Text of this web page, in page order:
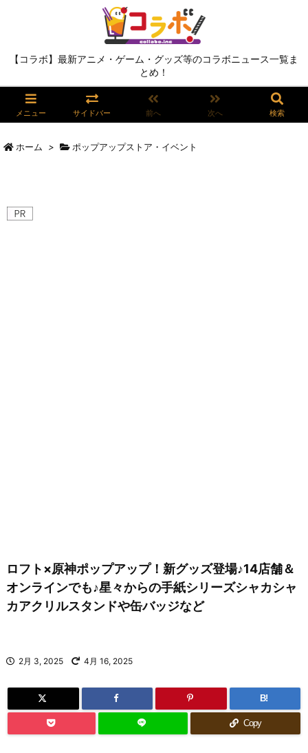
【コラボ】最新アニメ・ゲーム・グッズ等のコラボニュース一覧ま
とめ！
メニュー サイドバー 前へ 次へ 検索
ホーム > ポップアップストア・イベント
ロフト×原神ポップアップ！新グッズ登場♪14店舗＆
オンラインでも♪星々からの手紙シリーズシャカシャ
カアクリルスタンドや缶バッジなど
2月 3, 2025 4月 16, 2025
B!
Copy